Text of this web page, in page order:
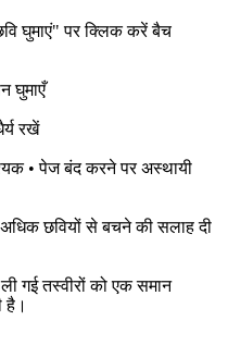
घुमाएं" पर क्लिक करें बैच
घुमाएँ
रखें
• पेज बंद करने पर अस्थायी
छवियों से बचने की सलाह दी
गई तस्वीरों को एक समान
है।